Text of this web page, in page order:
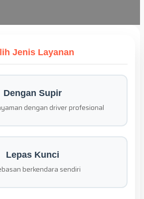
Jenis Layanan
Dengan Supir
dengan driver profesional
Lepas Kunci
berkendara sendiri